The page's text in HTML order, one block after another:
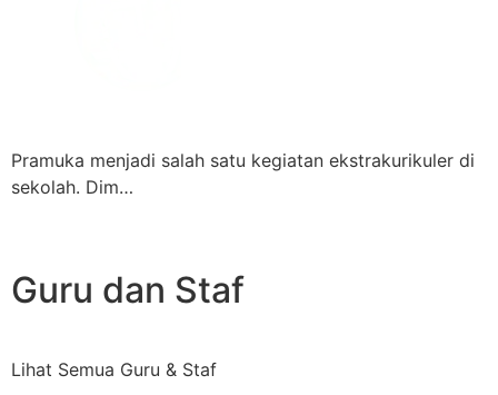
Pramuka menjadi salah satu kegiatan ekstrakurikuler di
sekolah. Dim…
Guru dan Staf
Lihat Semua Guru & Staf